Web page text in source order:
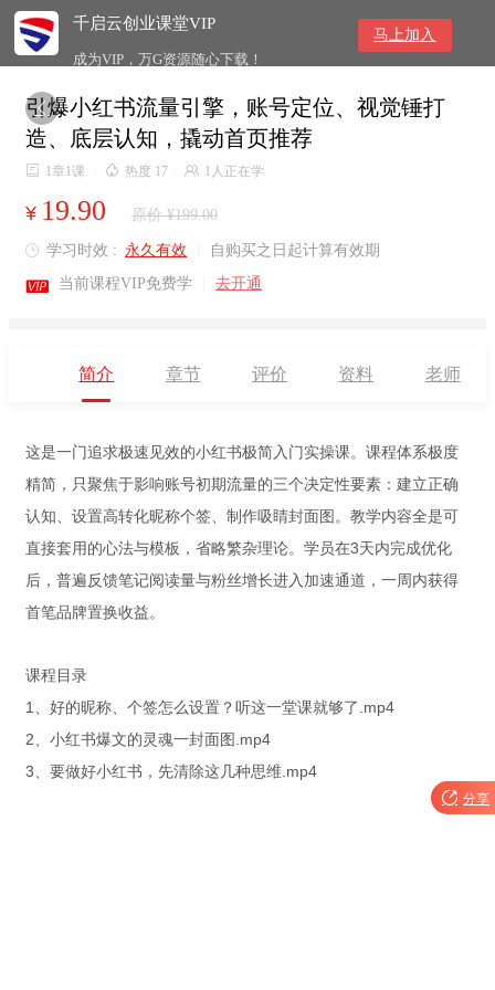
千启云创业课堂VIP
成为VIP，万G资源随心下载！
马上加入

引爆小红书流量引擎，账号定位、视觉锤打
造、底层认知，撬动首页推荐
 1章1课  热度 17  1人正在学
¥ 19.90 原价 ¥199.00
 学习时效 : 永久有效 自购买之日起计算有效期
 当前课程VIP免费学 去开通
简介 章节 评价 资料 老师
这是一门追求极速见效的小红书极简入门实操课。课程体系极度
精简，只聚焦于影响账号初期流量的三个决定性要素：建立正确
认知、设置高转化昵称个签、制作吸睛封面图。教学内容全是可
直接套用的心法与模板，省略繁杂理论。学员在3天内完成优化
后，普遍反馈笔记阅读量与粉丝增长进入加速通道，一周内获得
首笔品牌置换收益。
课程目录
1、好的昵称、个签怎么设置？听这一堂课就够了.mp4
2、小红书爆文的灵魂一封面图.mp4
3、要做好小红书，先清除这几种思维.mp4
 分享